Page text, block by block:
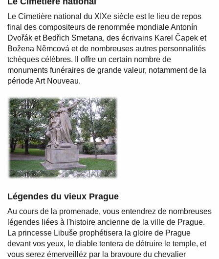
Le Cimetière national du XIXe siècle est le lieu de repos
final des compositeurs de renommée mondiale Antonín
Dvořák et Bedřich Smetana, des écrivains Karel Čapek et
Božena Němcová et de nombreuses autres personnalités
tchèques célèbres. Il offre un certain nombre de
monuments funéraires de grande valeur, notamment de la
période Art Nouveau.
Légendes du vieux Prague
Au cours de la promenade, vous entendrez de nombreuses
légendes liées à l'histoire ancienne de la ville de Prague.
La princesse Libuše prophétisera la gloire de Prague
devant vos yeux, le diable tentera de détruire le temple, et
vous serez émerveilléz par la bravoure du chevalier